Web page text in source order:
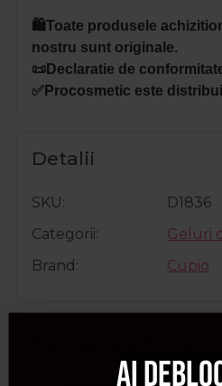
🛍️Toate produsele
nostru sunt originale.
📜Declaratie de
✅Procosmetic este
Detalii
SKU
D1836
Categorii
Geluri
Brand
Cupio
Ai